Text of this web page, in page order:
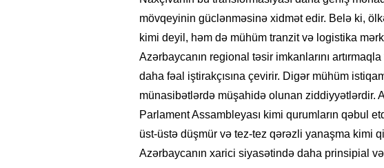
mövqeyinin güclənməsinə xidmət edir. Belə ki,
kimi deyil, həm də mühüm tranzit və logistika
Azərbaycanın regional təsir imkanlarını
daha fəal iştirakçısına çevirir. Digər mühüm
münasibətlərdə müşahidə olunan ziddiyyətlərdir.
Parlament Assambleyası kimi qurumların qəbul
üst-üstə düşmür və tez-tez qərəzli yanaşma kimi
Azərbaycanın xarici siyasətində daha prinsipial